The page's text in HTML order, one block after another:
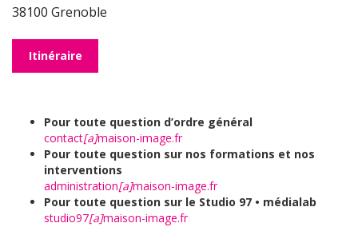
38100 Grenoble
Itinéraire
Pour toute question d’ordre général
contact[a]maison-image.fr
Pour toute question sur nos formations et nos
interventions
administration[a]maison-image.fr
Pour toute question sur le Studio 97 • médialab
studio97[a]maison-image.fr